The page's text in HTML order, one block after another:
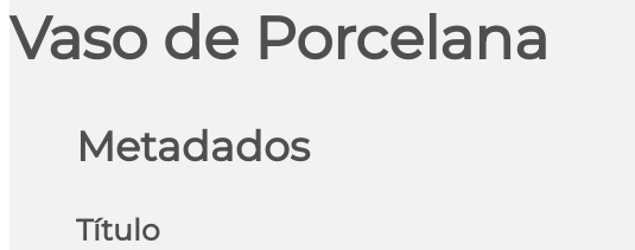
Vaso de Porcelana
Metadados
Título